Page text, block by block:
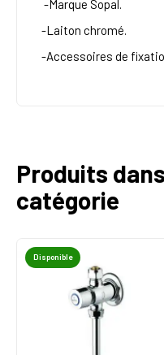
-Marque Sopal.
-Laiton chromé.
-Accessoires de
Produits
catégorie
Disponible